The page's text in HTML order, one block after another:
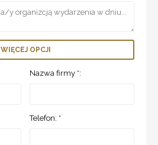
WIĘCEJ OPCJI
Nazwa firmy *:
Telefon: *